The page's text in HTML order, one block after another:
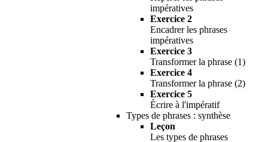
impératives
Exercice 2
Encadrer les phrases
impératives
Exercice 3
Transformer la phrase (1)
Exercice 4
Transformer la phrase (2)
Exercice 5
Écrire à l'impératif
Types de phrases : synthèse
Leçon
Les types de phrases